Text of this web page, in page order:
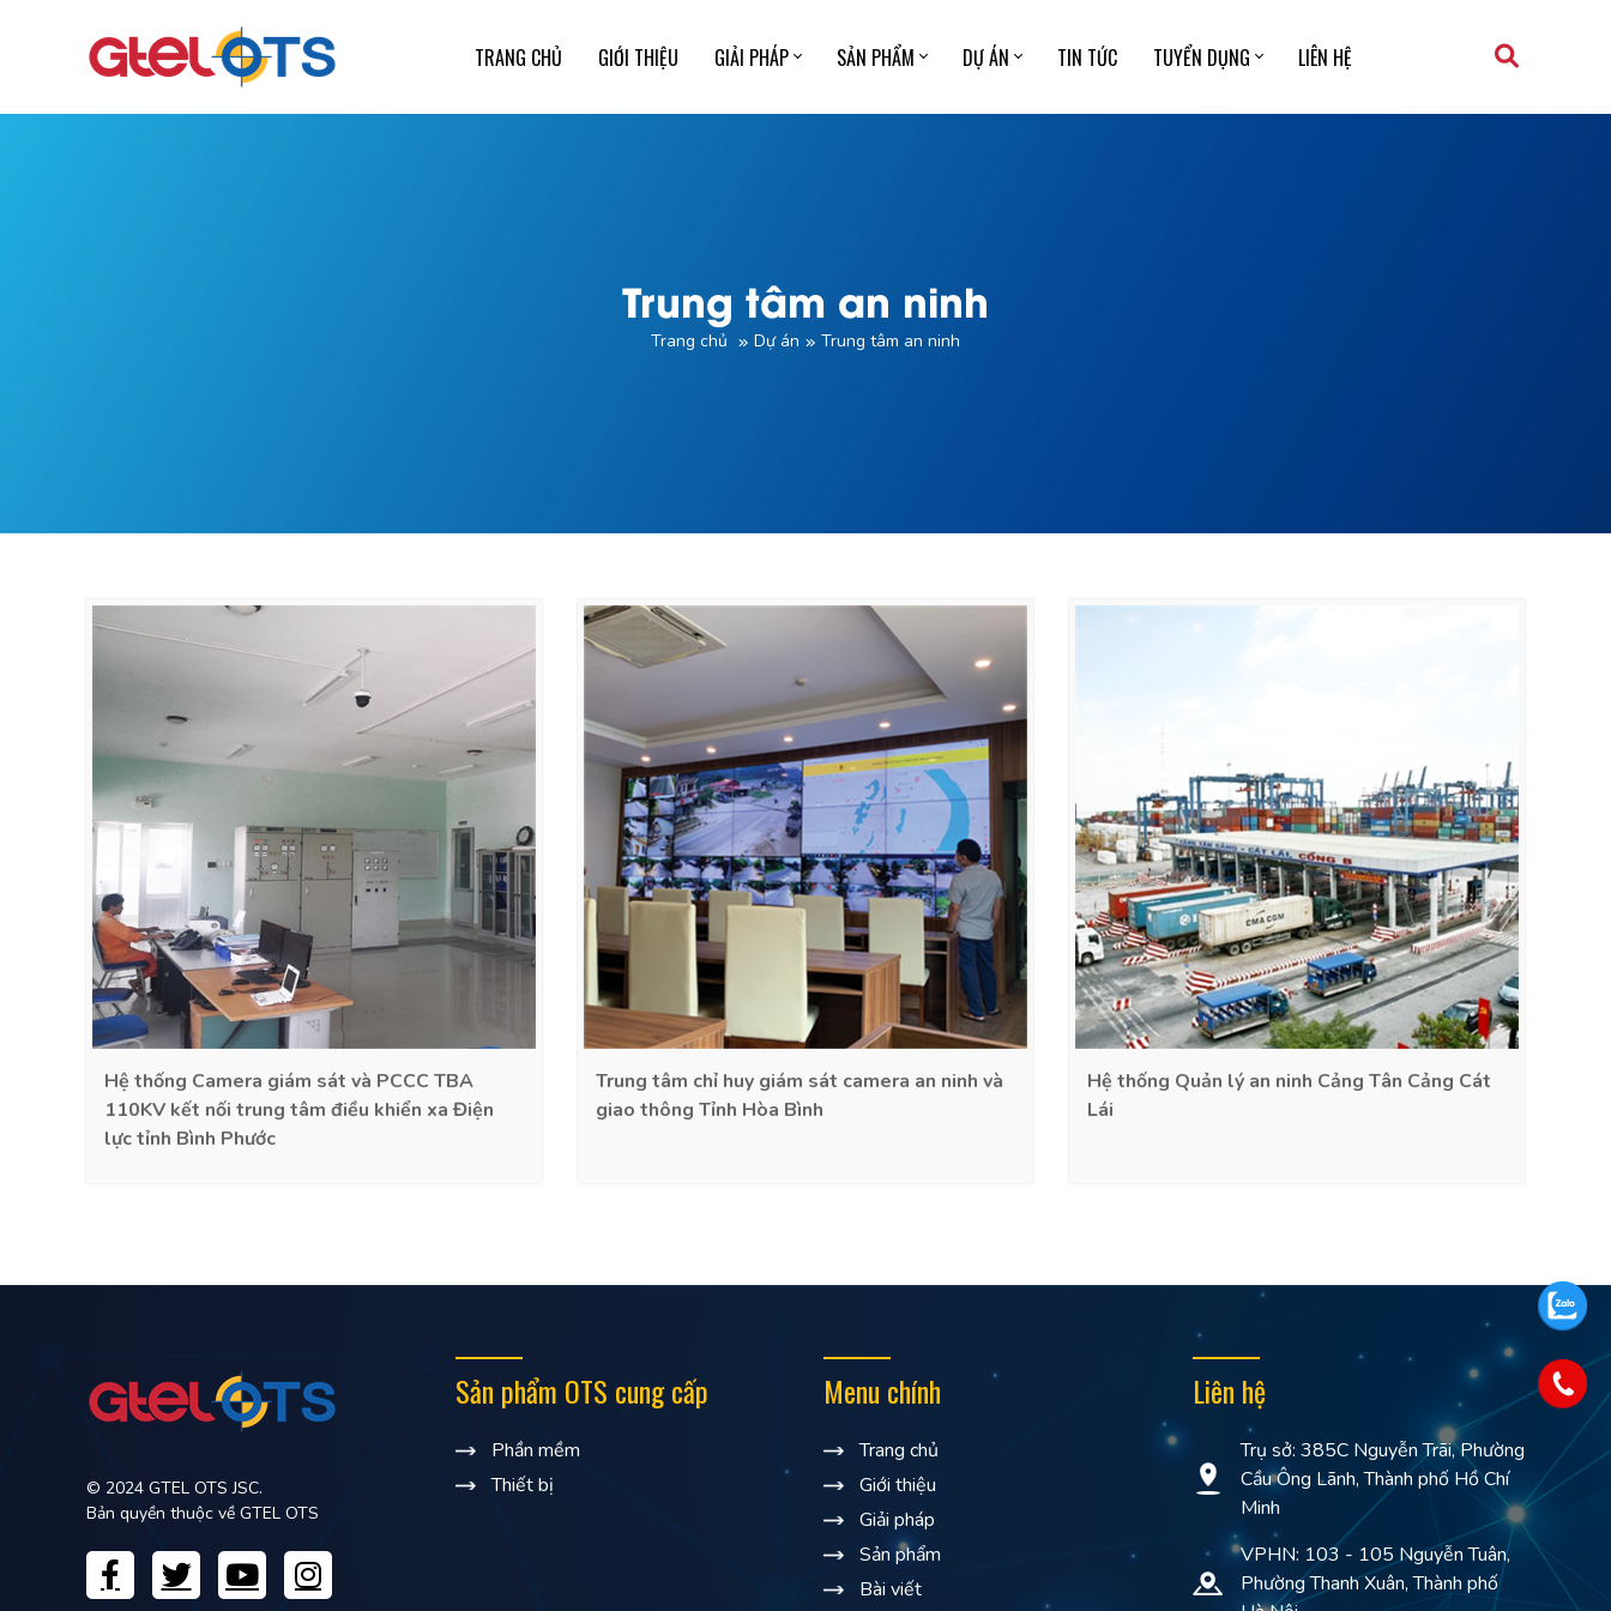
TRANG CHỦ GIỚI THIỆU GIẢI PHÁP SẢN PHẨM DỰ ÁN TIN TỨC TUYỂN DỤNG LIÊN HỆ
Trung tâm an ninh
Trang chủ Dự án Trung tâm an ninh
Hệ thống Camera giám sát và PCCC TBA
110KV kết nối trung tâm điều khiển xa Điện
lực tỉnh Bình Phước
Trung tâm chỉ huy giám sát camera an ninh và
giao thông Tỉnh Hòa Bình
Hệ thống Quản lý an ninh Cảng Tân Cảng Cát
Lái
© 2024 GTEL OTS JSC.
Bản quyền thuộc về GTEL OTS
Sản phẩm OTS cung cấp
Phần mềm
Thiết bị
Menu chính
Trang chủ
Giới thiệu
Giải pháp
Sản phẩm
Bài viết
Liên hệ
Trụ sở: 385C Nguyễn Trãi, Phường
Cầu Ông Lãnh, Thành phố Hồ Chí
Minh
VPHN: 103 - 105 Nguyễn Tuân,
Phường Thanh Xuân, Thành phố